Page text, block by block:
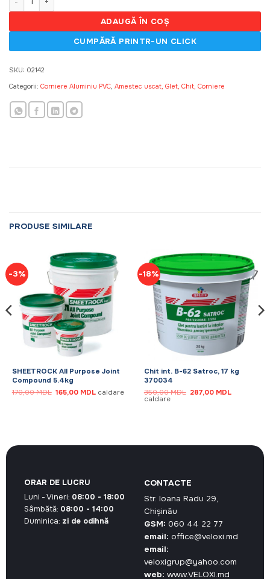
ADAUGĂ ÎN COȘ
SKU: 02142
Categorii: Corniere Aluminiu PVC, Amestec uscat, Glet, Chit, Corniere
PRODUSE SIMILARE
-3%
SHEETROCK All Purpose Joint
Compound 5.4kg
170,00MDL Prețul
inițial
165,00 MDLPrețul
caldare
-18%
Chit int. B-62 Satroc, 17 kg
370034
350,00MDL Prețul
inițial
287,00 MDLPrețul
caldare
CONTACTE
Str. Ioana Radu 29,
Chișinău
GSM: 060 44 22 77
email: office@veloxi.md
email:
veloxigrup@yahoo.com
web: www.VELOXI.md
ORAR DE LUCRU
Luni - Vineri: 08:00 - 18:00
Sâmbătă: 08:00 - 14:00
Duminica: zi de odihnă